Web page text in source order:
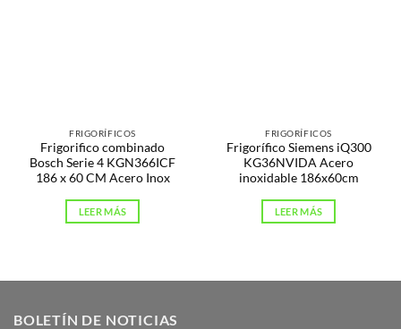
FRIGORÍFICOS
Frigorifico combinado
Bosch Serie 4 KGN366ICF
186 x 60 CM Acero Inox
LEER MÁS
FRIGORÍFICOS
Frigorífico Siemens iQ300
KG36NVIDA Acero
inoxidable 186x60cm
LEER MÁS
BOLETÍN DE NOTICIAS